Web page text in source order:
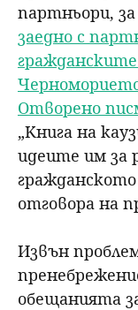
партньори,
заедно с
гражданските
Отворено
„Книга на
идеите им за
отговора на
Извън
обещанията